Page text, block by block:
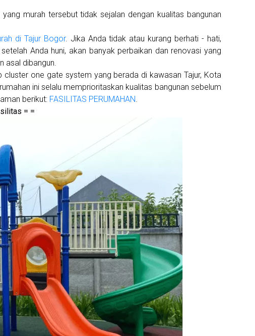
murah tersebut tidak sejalan dengan kualitas bangunan
di Tajur Bogor. Jika Anda tidak atau kurang berhati - hati,
Anda huni, akan banyak perbaikan dan renovasi yang
asal dibangun.
one gate system yang berada di kawasan Tajur, Kota
ini selalu memprioritaskan kualitas bangunan sebelum
berikut: FASILITAS PERUMAHAN.
= =